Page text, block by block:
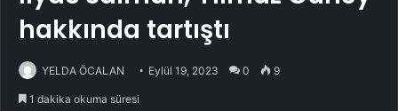
hakkında tartıştı
YELDA ÖCALAN Eylül 19, 2023 0 9
1 dakika okuma süresi